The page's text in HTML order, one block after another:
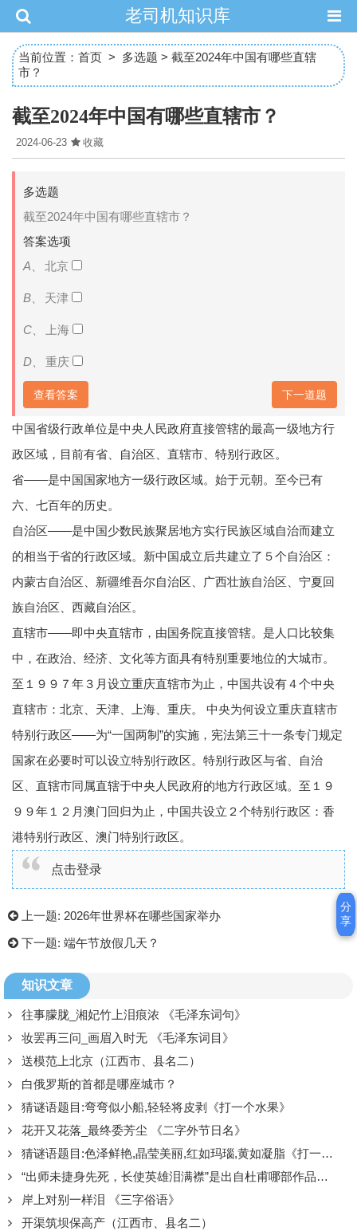
老司机知识库
当前位置： 首页 > 多选题 > 截至2024年中国有哪些直辖
市？
截至2024年中国有哪些直辖市？
2024-06-23 收藏
多选题
截至2024年中国有哪些直辖市？
答案选项
A、
北京
B、 天津
C、 上海
D、 重庆
查看答案 下一道题
中国省级行政单位是中央人民政府直接管辖的最高一级地方行
政区域，目前有省、自治区、直辖市、特别行政区。
省——是中国国家地方一级行政区域。始于元朝。至今已有
六、七百年的历史。
自治区——是中国少数民族聚居地方实行民族区域自治而建立
的相当于省的行政区域。新中国成立后共建立了５个自治区：
内蒙古自治区、新疆维吾尔自治区、广西壮族自治区、宁夏回
族自治区、西藏自治区。
直辖市——即中央直辖市，由国务院直接管辖。是人口比较集
中，在政治、经济、文化等方面具有特别重要地位的大城市。
至１９９７年３月设立重庆直辖市为止，中国共设有４个中央
直辖市：北京、天津、上海、重庆。 中央为何设立重庆直辖市
特别行政区——为“一国两制”的实施，宪法第三十一条专门规定
国家在必要时可以设立特别行政区。特别行政区与省、自治
区、直辖市同属直辖于中央人民政府的地方行政区域。至１９
９９年１２月澳门回归为止，中国共设立２个特别行政区：香
港特别行政区、澳门特别行政区。
点击登录
上一题: 2026年世界杯在哪些国家举办
下一题: 端午节放假几天？
知识文章
往事朦胧_湘妃竹上泪痕浓 《毛泽东词句》
妆罢再三问_画眉入时无 《毛泽东词目》
送模范上北京（江西市、县名二）
白俄罗斯的首都是哪座城市？
猜谜语题目:弯弯似小船,轻轻将皮剥《打一个水果》
花开又花落_最终委芳尘 《二字外节日名》
猜谜语题目:色泽鲜艳,晶莹美丽,红如玛瑙,黄如凝脂《打一个水果》
“出师未捷身先死，长使英雄泪满襟”是出自杜甫哪部作品中的名句？
岸上对别一样泪 《三字俗语》
开渠筑坝保高产（江西市、县名二）
分
享
分
享